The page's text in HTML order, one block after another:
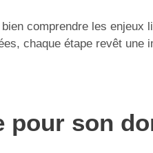
comprendre les enjeux
chaque étape revêt
pour son